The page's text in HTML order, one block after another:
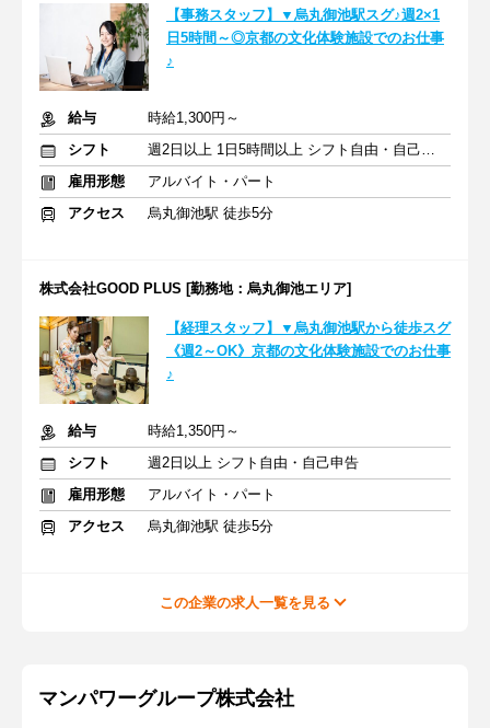
【事務スタッフ】▼烏丸御池駅スグ♪週2×1
日5時間～◎京都の文化体験施設でのお仕事
♪
給与
時給1,300円～
シフト
週2日以上 1日5時間以上 シフト自由・自己申告
雇用形態
アルバイト・パート
アクセス
烏丸御池駅 徒歩5分
株式会社GOOD PLUS [勤務地：烏丸御池エリア]
【経理スタッフ】▼烏丸御池駅から徒歩スグ
《週2～OK》京都の文化体験施設でのお仕事
♪
給与
時給1,350円～
シフト
週2日以上 シフト自由・自己申告
雇用形態
アルバイト・パート
アクセス
烏丸御池駅 徒歩5分
この企業の求人一覧を見る
マンパワーグループ株式会社